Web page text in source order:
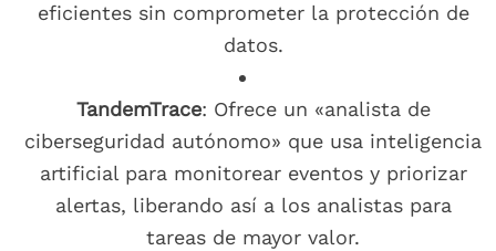
eficientes sin comprometer la protección de
datos.
TandemTrace: Ofrece un «analista de
ciberseguridad autónomo» que usa inteligencia
artificial para monitorear eventos y priorizar
alertas, liberando así a los analistas para
tareas de mayor valor.